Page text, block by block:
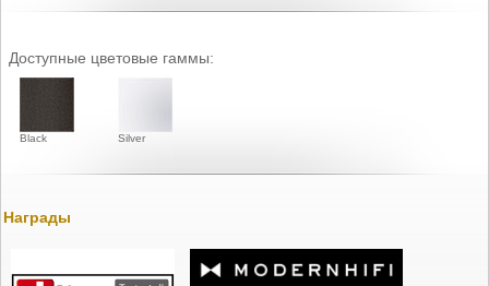
Доступные цветовые гаммы:
Black Silver
Награды